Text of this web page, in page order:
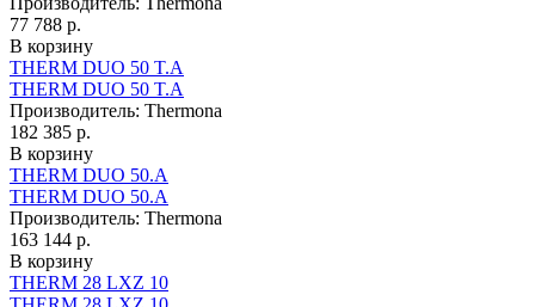
77 788 р.
В корзину
THERM DUO 50 T.A
THERM DUO 50 T.A
Производитель: Thermona
182 385 р.
В корзину
THERM DUO 50.A
THERM DUO 50.A
Производитель: Thermona
163 144 р.
В корзину
THERM 28 LXZ 10